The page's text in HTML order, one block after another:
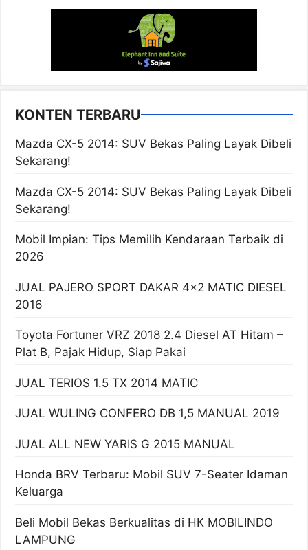
KONTEN TERBARU
Mazda CX-5 2014: SUV Bekas Paling Layak Dibeli
Sekarang!
Mazda CX-5 2014: SUV Bekas Paling Layak Dibeli
Sekarang!
Mobil Impian: Tips Memilih Kendaraan Terbaik di
2026
JUAL PAJERO SPORT DAKAR 4×2 MATIC DIESEL
2016
Toyota Fortuner VRZ 2018 2.4 Diesel AT Hitam –
Plat B, Pajak Hidup, Siap Pakai
JUAL TERIOS 1.5 TX 2014 MATIC
JUAL WULING CONFERO DB 1,5 MANUAL 2019
JUAL ALL NEW YARIS G 2015 MANUAL
Honda BRV Terbaru: Mobil SUV 7-Seater Idaman
Keluarga
Beli Mobil Bekas Berkualitas di HK MOBILINDO
LAMPUNG